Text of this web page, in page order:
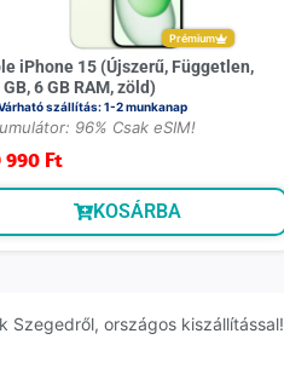
Prémium
iPhone 15 (Újszerű, Független,
6 GB RAM, zöld)
szállítás: 1-2 munkanap
96% Csak eSIM!
990 Ft
KOSÁRBA
Szegedről, országos kiszállítással!